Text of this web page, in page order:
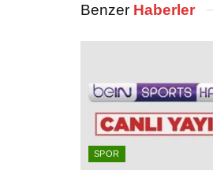
Benzer Haberler
SPOR